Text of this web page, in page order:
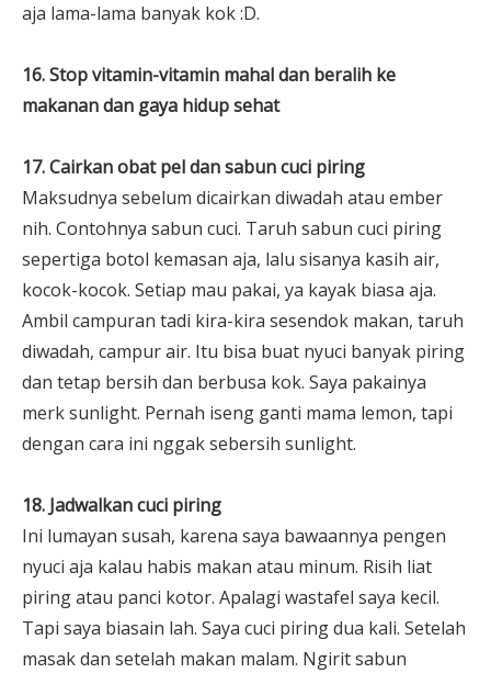
aja lama-lama banyak kok :D.
16. Stop vitamin-vitamin mahal dan beralih ke
makanan dan gaya hidup sehat
17. Cairkan obat pel dan sabun cuci piring
Maksudnya sebelum dicairkan diwadah atau ember
nih. Contohnya sabun cuci. Taruh sabun cuci piring
sepertiga botol kemasan aja, lalu sisanya kasih air,
kocok-kocok. Setiap mau pakai, ya kayak biasa aja.
Ambil campuran tadi kira-kira sesendok makan, taruh
diwadah, campur air. Itu bisa buat nyuci banyak piring
dan tetap bersih dan berbusa kok. Saya pakainya
merk sunlight. Pernah iseng ganti mama lemon, tapi
dengan cara ini nggak sebersih sunlight.
18. Jadwalkan cuci piring
Ini lumayan susah, karena saya bawaannya pengen
nyuci aja kalau habis makan atau minum. Risih liat
piring atau panci kotor. Apalagi wastafel saya kecil.
Tapi saya biasain lah. Saya cuci piring dua kali. Setelah
masak dan setelah makan malam. Ngirit sabun